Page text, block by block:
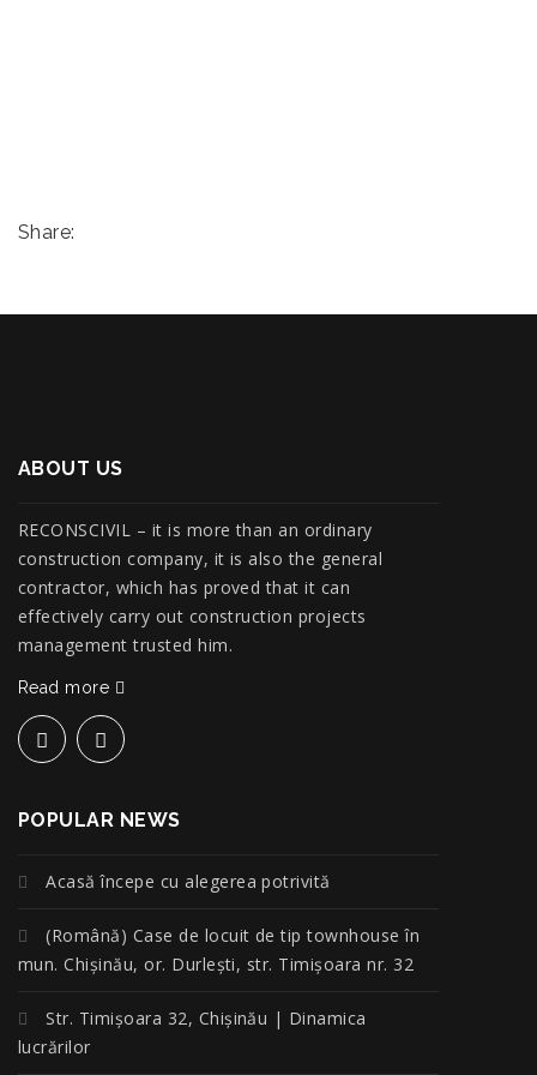
Share:
ABOUT US
RECONSCIVIL – it is more than an ordinary
construction company, it is also the general
contractor, which has proved that it can
effectively carry out construction projects
management trusted him.
Read more
POPULAR NEWS
Acasă începe cu alegerea potrivită
(Română) Case de locuit de tip townhouse în
mun. Chișinău, or. Durlești, str. Timișoara nr. 32
Str. Timișoara 32, Chișinău | Dinamica
lucrărilor